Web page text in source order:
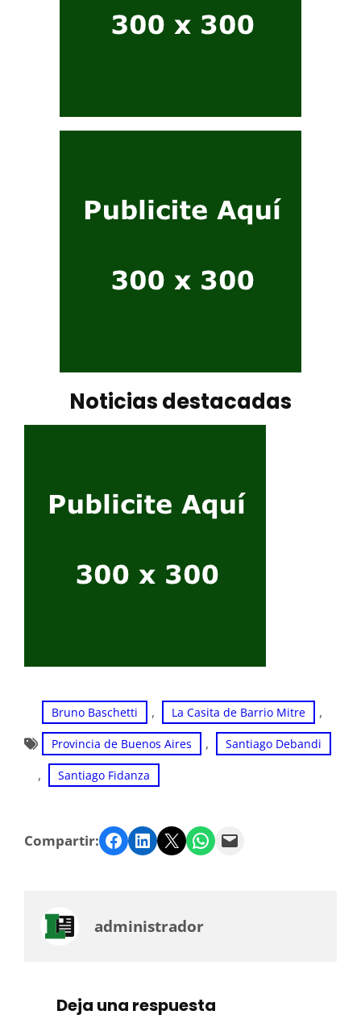
Noticias destacadas
Bruno Baschetti , La Casita de Barrio Mitre ,
Provincia de Buenos Aires , Santiago Debandi
, Santiago Fidanza
Compartir: Facebook LinkedIn Twitter WhatsApp Email
administrador
Deja una respuesta